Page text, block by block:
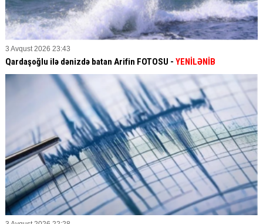
3 Avqust 2026 23:43
Qardaşoğlu ilə dənizdə batan Arifin FOTOSU - YENİLƏNİB